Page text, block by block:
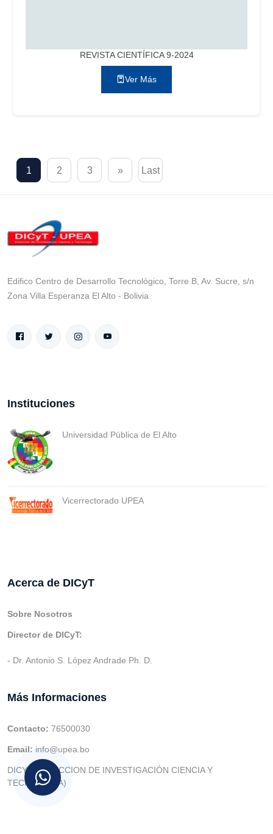
REVISTA CIENTÍFICA 9-2024
Ver Más
1 2 3 » Last
Edifico Centro de Desarrollo Tecnológico, Torre B, Av. Sucre, s/n
Zona Villa Esperanza El Alto - Bolivia
Instituciones
Universidad Pública de El Alto
Vicerrectorado UPEA
Acerca de DICyT
Sobre Nosotros
Director de DICyT:
- Dr. Antonio S. López Andrade Ph. D.
Más Informaciones
Contacto: 76500030
Email: info@upea.bo
DICYT (DIRECCION DE INVESTIGACIÓN CIENCIA Y
TECNOLOGIA)